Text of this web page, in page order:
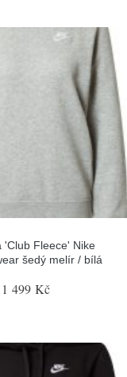
'Club Fleece' Nike
šedý melír / bílá
1 499 Kč